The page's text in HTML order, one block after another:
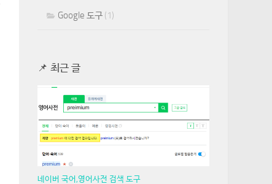
Google 도구 (1)
📌 최근 글
네이버 국어,영어사전 검색 도구